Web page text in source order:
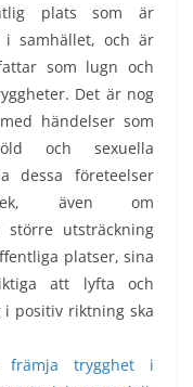
plats som är
i samhället, och är
som lugn och
Det är nog
händelser som
och sexuella
dessa företeelser
även om
större utsträckning
platser, sina
att lyfta och
positiv riktning ska
främja trygghet i